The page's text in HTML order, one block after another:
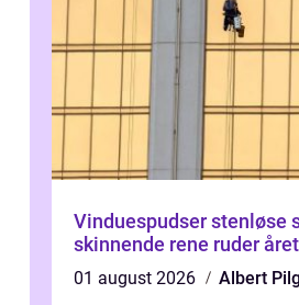
Vinduespudser stenløse sådan får du
skinnende rene ruder
01 august 2026
Albert